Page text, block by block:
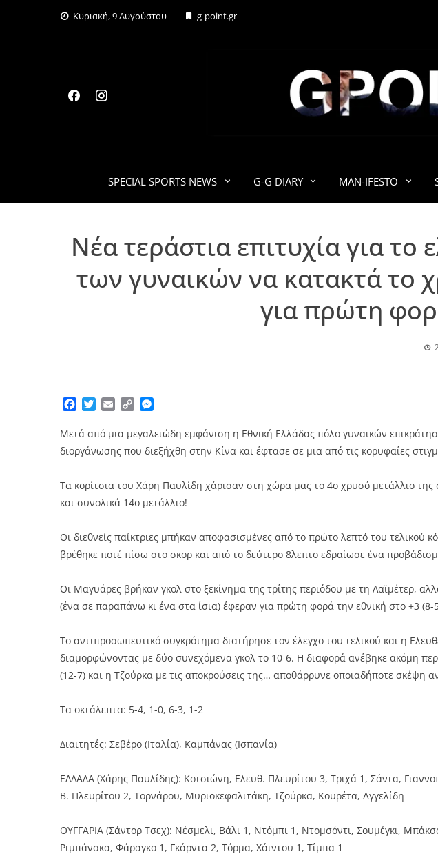
Κυριακή, 9 Αυγούστου g-point.gr
SPECIAL SPORTS NEWS G-G DIARY MAN-IFESTO
Νέα τεράστια επιτυχία για
των γυναικών να κατακτά το
για πρώτη
Facebook
TwitterEmailCopy
Μετά από μια μεγαλειώδη εμφάνιση η Εθνική Ελλάδας πόλο γυναικών
διοργάνωσης που διεξήχθη στην Κίνα και έφτασε σε μια από τις κορυφαίες
Τα κορίτσια του Χάρη Παυλίδη χάρισαν στη χώρα μας το 4ο χρυσό μετάλλιο της
και συνολικά 14ο μετάλλιο!
Οι διεθνείς παίκτριες μπήκαν αποφασισμένες από το πρώτο λεπτό του τελικού
βρέθηκε ποτέ πίσω στο σκορ και από το δεύτερο 8λεπτο εδραίωσε ένα
Οι Μαγυάρες βρήκαν γκολ στο ξεκίνημα της τρίτης περιόδου με τη Λαϊμέτερ,
(ένα σε παραπάνω κι ένα στα ίσια) έφεραν για πρώτη φορά την εθνική στο +3 (8-
Το αντιπροσωπευτικό συγκρότημα διατήρησε τον έλεγχο του τελικού και η
διαμορφώνοντας με δύο συνεχόμενα γκολ το 10-6. Η διαφορά ανέβηκε ακόμη
(12-7) και η Τζούρκα με τις αποκρούσεις της… αποθάρρυνε οποιαδήποτε σκέψη
Τα οκτάλεπτα: 5-4, 1-0, 6-3, 1-2
Διαιτητές: Σεβέρο (Ιταλία), Καμπάνας (Ισπανία)
ΕΛΛΑΔΑ (Χάρης Παυλίδης): Κοτσιώνη, Ελευθ. Πλευρίτου 3, Τριχά 1, Σάντα,
Β. Πλευρίτου 2, Τορνάρου, Μυριοκεφαλιτάκη, Τζούρκα, Κουρέτα, Αγγελίδη
ΟΥΓΓΑΡΙΑ (Σάντορ Τσεχ): Νέσμελι, Βάλι 1, Ντόμπι 1, Ντομσόντι, Σουμέγκι,
Ριμπάνσκα, Φάραγκο 1, Γκάρντα 2, Τόρμα, Χάιντου 1, Τίμπα 1